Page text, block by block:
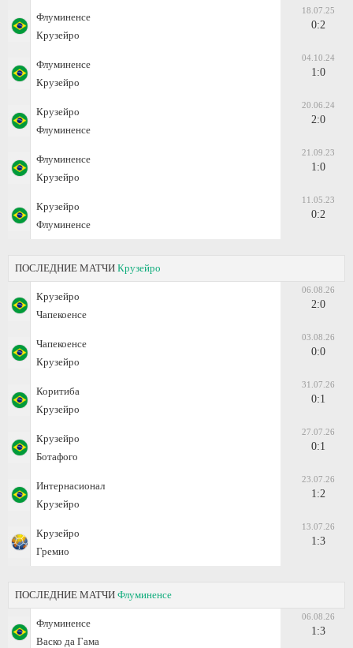
Флуминенсе
Крузейро
18.07.25
0:2
Флуминенсе
Крузейро
04.10.24
1:0
Крузейро
Флуминенсе
20.06.24
2:0
Флуминенсе
Крузейро
21.09.23
1:0
Крузейро
Флуминенсе
11.05.23
0:2
ПОСЛЕДНИЕ МАТЧИ Крузейро
Крузейро
Чапекоенсе
06.08.26
2:0
Чапекоенсе
Крузейро
03.08.26
0:0
Коритиба
Крузейро
31.07.26
0:1
Крузейро
Ботафого
27.07.26
0:1
Интернасионал
Крузейро
23.07.26
1:2
Крузейро
Гремио
13.07.26
1:3
ПОСЛЕДНИЕ МАТЧИ Флуминенсе
Флуминенсе
Васко да Гама
06.08.26
1:3